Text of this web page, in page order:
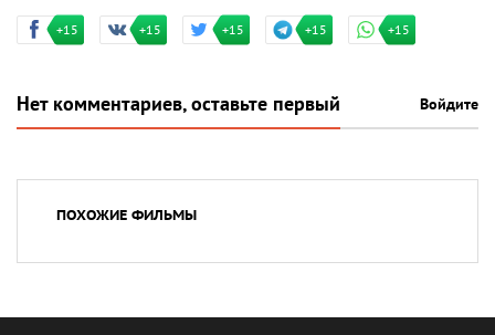
+15 +15 +15 +15 +15
Нет комментариев, оставьте первый Войдите
ПОХОЖИЕ ФИЛЬМЫ